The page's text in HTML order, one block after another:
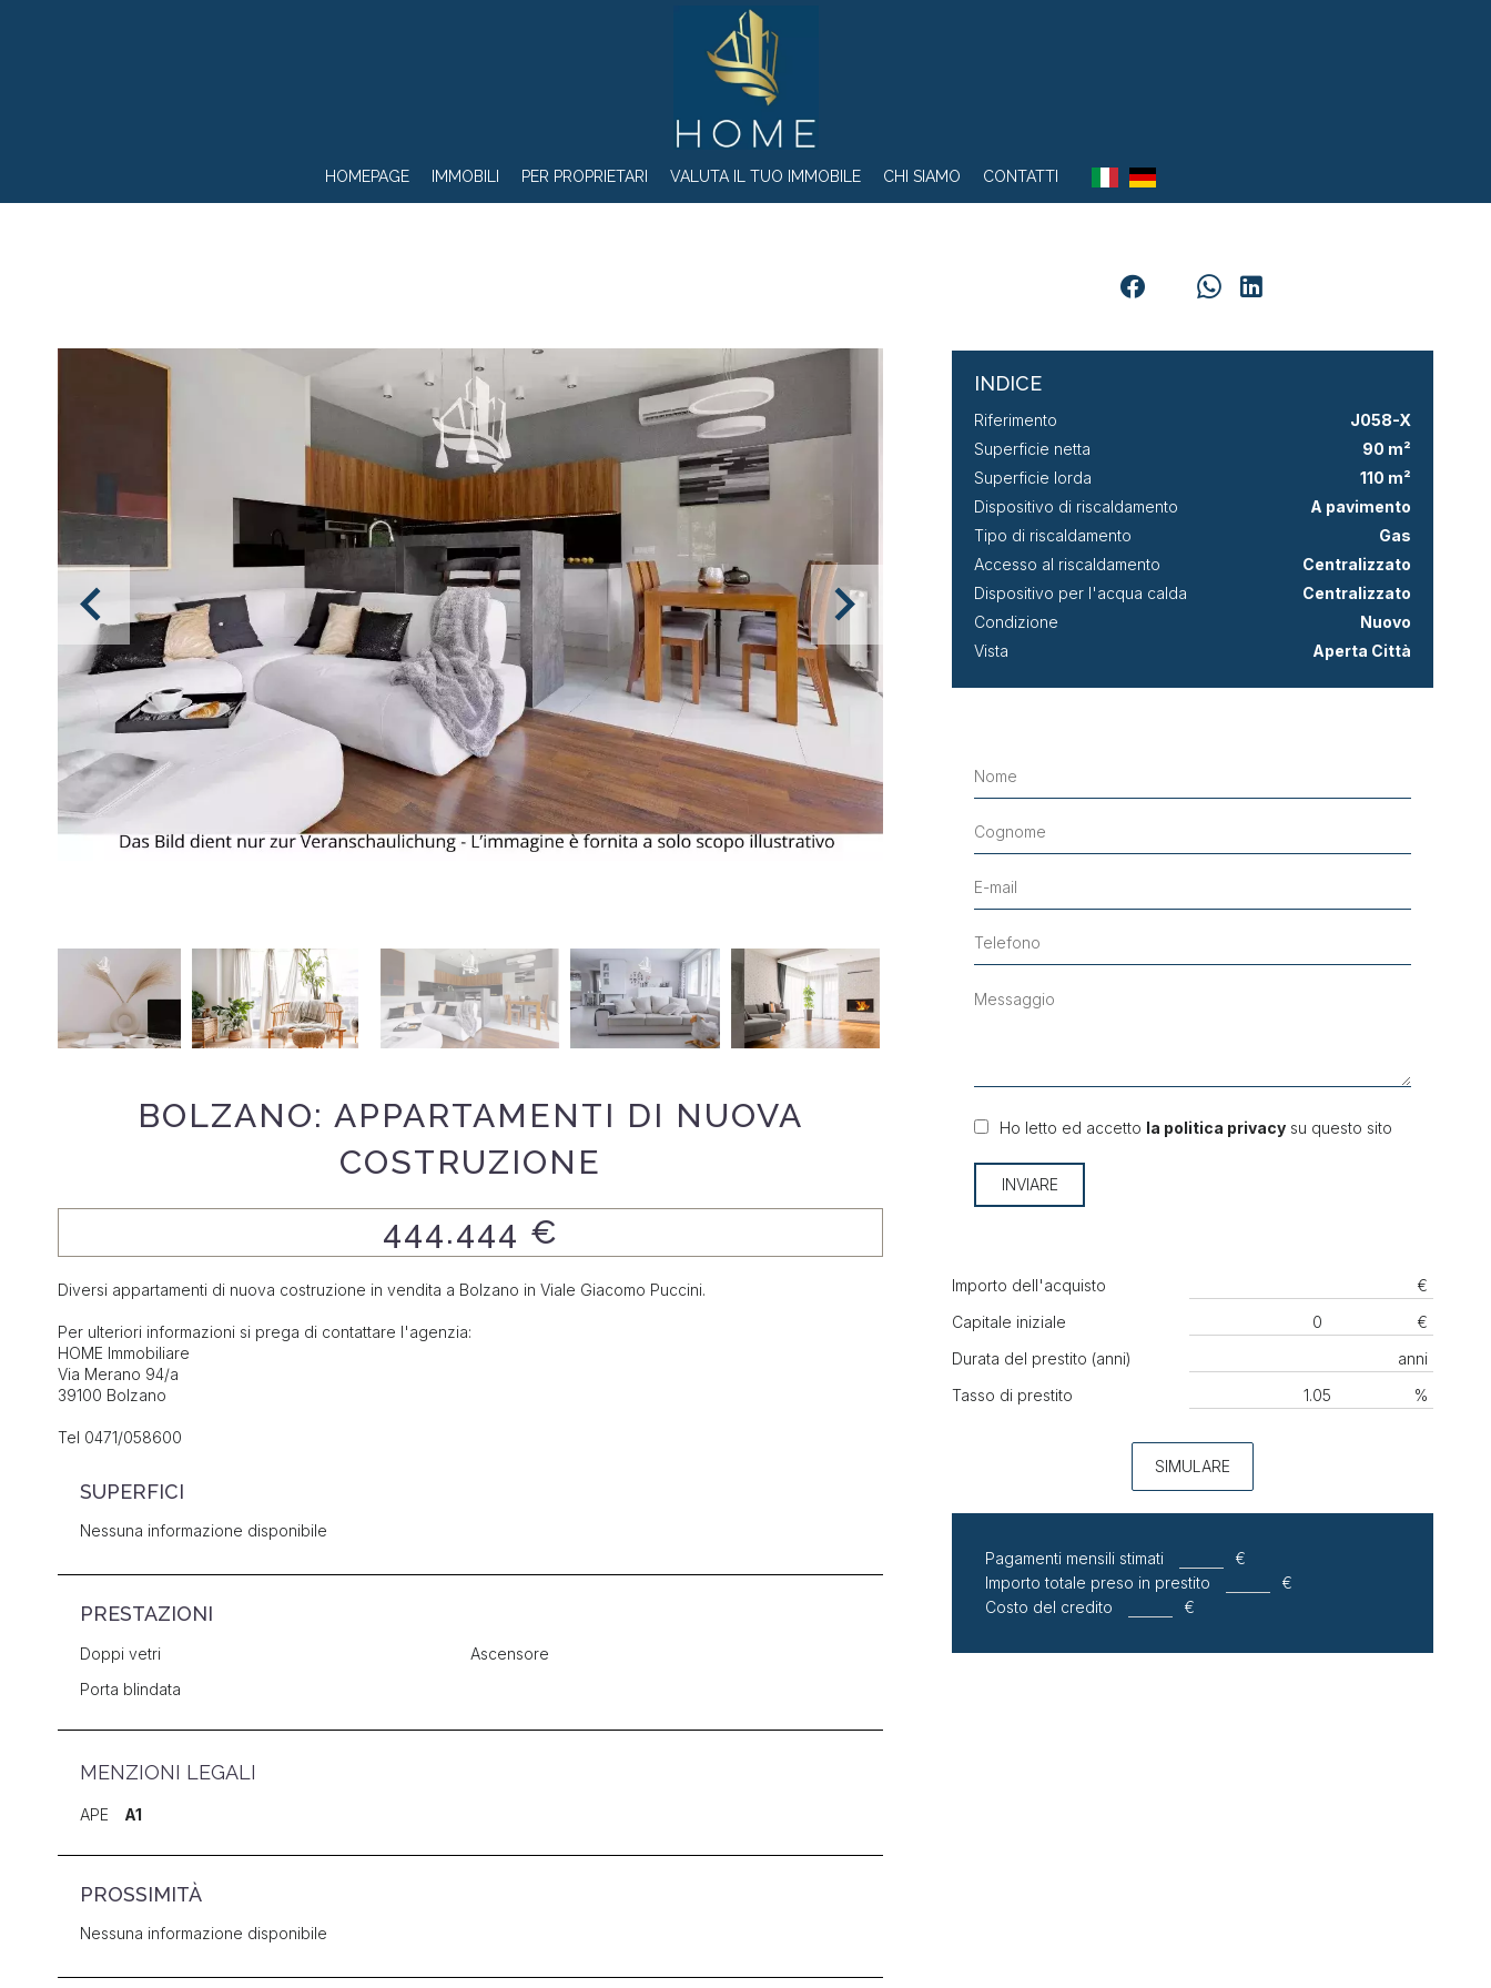
HOMEPAGE IMMOBILI PER PROPRIETARI VALUTA IL TUO IMMOBILE CHI SIAMO CONTATTI
BOLZANO: APPARTAMENTI DI NUOVA
COSTRUZIONE
444.444 €
Diversi appartamenti di nuova costruzione in vendita a Bolzano in Viale Giacomo Puccini.
Per ulteriori informazioni si prega di contattare l'agenzia:
HOME Immobiliare
Via Merano 94/a
39100 Bolzano
Tel 0471/058600
SUPERFICI
Nessuna informazione disponibile
PRESTAZIONI
Doppi vetri
Ascensore
Porta blindata
MENZIONI LEGALI
APE A1
PROSSIMITÀ
Nessuna informazione disponibile
INDICE
Riferimento
J058-X
Superficie netta
90 m²
Superficie lorda
110 m²
Dispositivo di riscaldamento
A pavimento
Tipo di riscaldamento
Gas
Accesso al riscaldamento
Centralizzato
Dispositivo per l'acqua calda
Centralizzato
Condizione
Nuovo
Vista
Aperta Città
Ho letto ed accetto la politica privacy su questo sito
INVIARE
Importo dell'acquisto
€
Capitale iniziale
€
Durata del prestito (anni)
anni
Tasso di prestito
%
SIMULARE
Pagamenti mensili stimati
€
Importo totale preso in prestito
€
Costo del credito
€